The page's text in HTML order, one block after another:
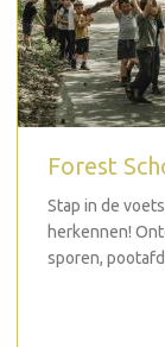
Forest
Stap in de
herkennen!
sporen,